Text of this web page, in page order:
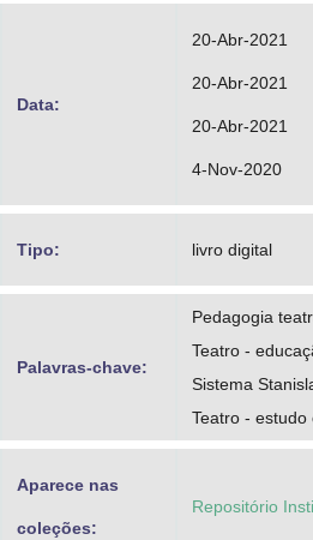
Data:
20-Abr-2021
20-Abr-2021
20-Abr-2021
4-Nov-2020
Tipo: livro digital
Palavras-chave:
Pedagogia
Teatro -
Sistema
Teatro - estudo
Aparece nas
coleções:
Repositório